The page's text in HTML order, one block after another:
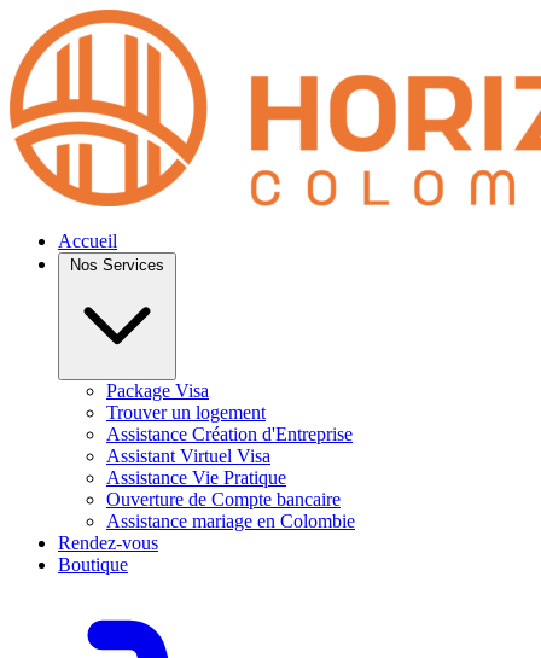
Accueil
Nos Services
Package Visa
Trouver un logement
Assistance Création d'Entreprise
Assistant Virtuel Visa
Assistance Vie Pratique
Ouverture de Compte bancaire
Assistance mariage en Colombie
Rendez-vous
Boutique